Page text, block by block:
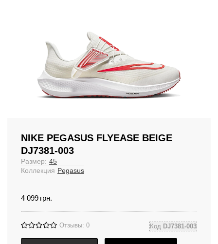
NIKE PEGASUS FLYEASE BEIGE
DJ7381-003
Размер: 45
Коллекция Pegasus
4 099 грн.
Отзывы: 0 Код DJ7381-003